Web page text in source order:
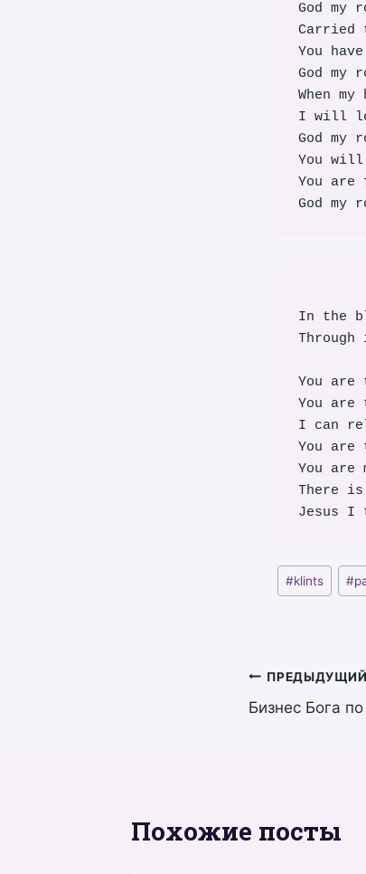
God my
Carried
You
God my
When
I will
God my
You
You
God my
In the
You are
You are
I can
You
You are
There
Jesus I
Метки
записи:
#klints #
по
ПРЕДЫДУЩИЙ
Бизнес Бога
Похожие посты